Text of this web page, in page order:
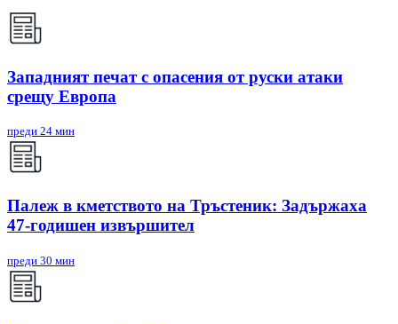
Западният печат с опасения от руски атаки
срещу Европа
преди 24 мин
Палеж в кметството на Тръстеник: Задържаха
47-годишен извършител
преди 30 мин